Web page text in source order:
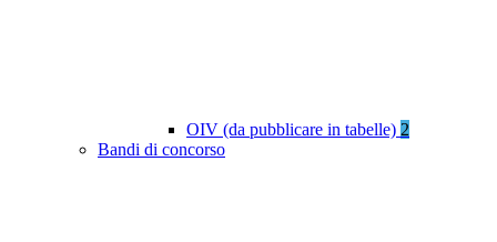
OIV (da pubblicare in tabelle) 2
Bandi di concorso